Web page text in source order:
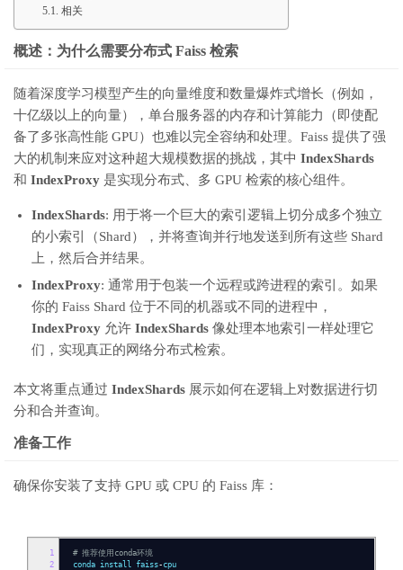
相关
概述：为什么需要分布式 Faiss 检索
随着深度学习模型产生的向量维度和数量爆炸式增长（例如，
十亿级以上的向量），单台服务器的内存和计算能力（即使配
备了多张高性能 GPU）也难以完全容纳和处理。Faiss 提供了强
大的机制来应对这种超大规模数据的挑战，其中 IndexShards
和 IndexProxy 是实现分布式、多 GPU 检索的核心组件。
IndexShards: 用于将一个巨大的索引逻辑上切分成多个独立
的小索引（Shard），并将查询并行地发送到所有这些 Shard
上，然后合并结果。
IndexProxy: 通常用于包装一个远程或跨进程的索引。如果
你的 Faiss Shard 位于不同的机器或不同的进程中，
IndexProxy 允许 IndexShards 像处理本地索引一样处理它
们，实现真正的网络分布式检索。
本文将重点通过 IndexShards 展示如何在逻辑上对数据进行切
分和合并查询。
准备工作
确保你安装了支持 GPU 或 CPU 的 Faiss 库：
1
2
# 推荐使用conda环境
conda install faiss- cpu